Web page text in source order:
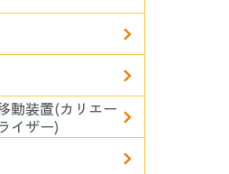
動装置(カリエー
イザー)